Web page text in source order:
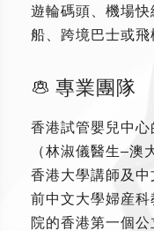
遊輪碼頭、機場快
船、跨境巴士或飛
專業團隊
香港試管嬰兒中
（林淑儀醫生–澳
香港大學講師及
前中文大學婦産
院的香港第一個